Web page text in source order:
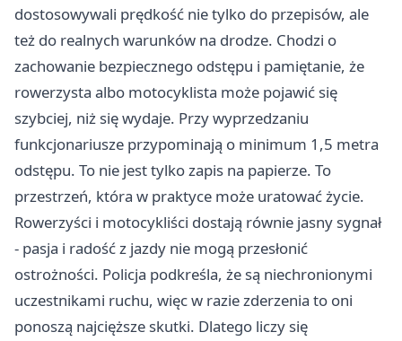
dostosowywali prędkość nie tylko do przepisów, ale
też do realnych warunków na drodze. Chodzi o
zachowanie bezpiecznego odstępu i pamiętanie, że
rowerzysta albo motocyklista może pojawić się
szybciej, niż się wydaje. Przy wyprzedzaniu
funkcjonariusze przypominają o minimum 1,5 metra
odstępu. To nie jest tylko zapis na papierze. To
przestrzeń, która w praktyce może uratować życie.
Rowerzyści i motocykliści dostają równie jasny sygnał
- pasja i radość z jazdy nie mogą przesłonić
ostrożności. Policja podkreśla, że są niechronionymi
uczestnikami ruchu, więc w razie zderzenia to oni
ponoszą najcięższe skutki. Dlatego liczy się